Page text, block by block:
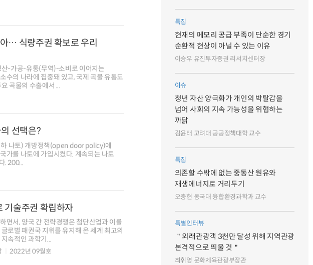
… 식량주권 확보로 우리
산-가공-유통(무역)-소비로 이어지는
수의 나라에 집중돼 있고, 국제 곡물 유통도
곡물의 수출에서 ...
선택은?
나토) 개방정책(open door policy)에
가를 나토에 가입시켰다. 계속되는 나토
. 200...
기술주권 확립하자
면서, 양국 간 전략경쟁은 첨단산업과 이를
로벌 패권국 지위를 유지해 온 세계 최고의
속적인 과학기...
2022년 09월호
특집
현재의 메모리 공급 부족이 단순한 경기
순환적 현상이 아닐 수 있는 이유
이승우 유진투자증권 리서치센터장
이슈
청년 자산 양극화가 개인의 박탈감을
넘어 사회의 지속 가능성을 위협하는
까닭
김윤태 고려대 공공정책대학 교수
특집
의존할 수밖에 없는 중동산 원유와
재생에너지로 거리두기
오충현 동국대 융합환경과학과 교수
특별인터뷰
＂외래관광객 3천만 달성 위해 지역관광
본격적으로 띄울 것＂
최휘영 문화체육관광부장관